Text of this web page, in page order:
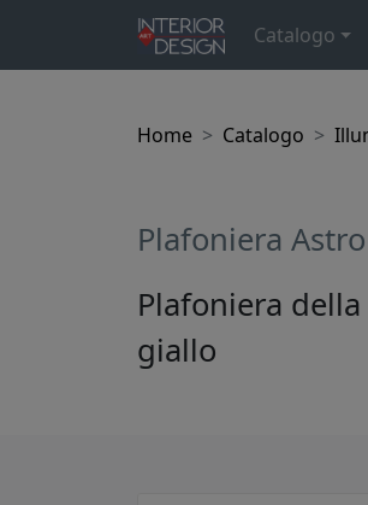
Catalogo
Home Catalogo
Plafoniera
Plafoniera
giallo